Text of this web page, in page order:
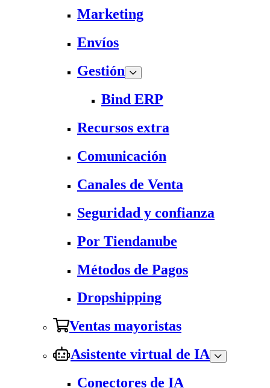
Marketing
Envíos
Gestión
Bind ERP
Recursos extra
Comunicación
Canales de Venta
Seguridad y confianza
Por Tiendanube
Métodos de Pagos
Dropshipping
Ventas mayoristas
Asistente virtual de IA
Conectores de IA